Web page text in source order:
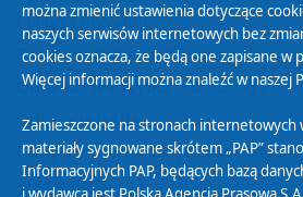
Polityka Prywatności
Zasady korzystania z Serwisu
Organizacje Pożytku Publicznego
Cyfryzacja DAB+
Polityka ochrony danych osobowych
Abonament
można zmienić ustawienia dotyczące
naszych serwisów internetowych bez
cookies oznacza, że będą one zapisane w
Więcej informacji można znaleźć w naszej
Zamieszczone na stronach internetowych
materiały sygnowane skrótem „PAP”
Informacyjnych PAP, będących bazą